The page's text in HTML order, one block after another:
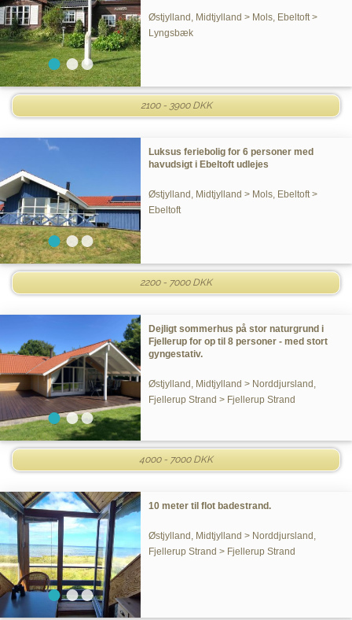
Østjylland, Midtjylland > Mols, Ebeltoft >
Lyngsbæk
2100 - 3900 DKK
Luksus feriebolig for 6 personer med
havudsigt i Ebeltoft udlejes
Østjylland, Midtjylland > Mols, Ebeltoft >
Ebeltoft
2200 - 7000 DKK
Dejligt sommerhus på stor naturgrund i
Fjellerup for op til 8 personer - med stort
gyngestativ.
Østjylland, Midtjylland > Norddjursland,
Fjellerup Strand > Fjellerup Strand
4000 - 7000 DKK
10 meter til flot badestrand.
Østjylland, Midtjylland > Norddjursland,
Fjellerup Strand > Fjellerup Strand